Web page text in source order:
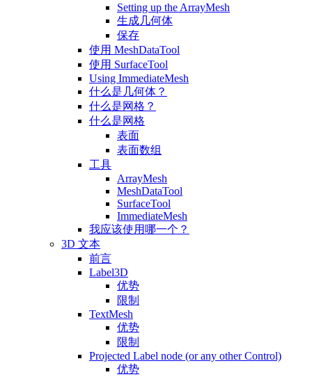
Setting up the ArrayMesh
生成几何体
保存
使用 MeshDataTool
使用 SurfaceTool
Using ImmediateMesh
什么是几何体？
什么是网格？
什么是网格
表面
表面数组
工具
ArrayMesh
MeshDataTool
SurfaceTool
ImmediateMesh
我应该使用哪一个？
3D 文本
前言
Label3D
优势
限制
TextMesh
优势
限制
Projected Label node (or any other Control)
优势